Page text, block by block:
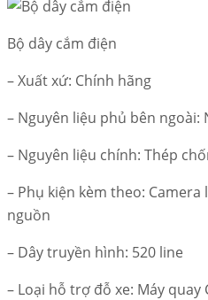
Bộ dây cắm điện
– Xuất xứ: Chính hãng
– Nguyên liệu phủ bên ngoài:
– Nguyên liệu chính: Thép
– Phụ kiện kèm theo:
nguồn
– Dây truyền hình: 520 line
– Loại hỗ trợ đỗ xe: Máy quay